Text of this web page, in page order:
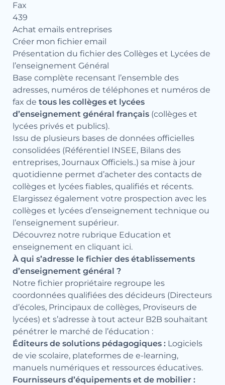
Fax
439
Achat emails entreprises
Créer mon fichier email
Présentation du fichier des Collèges et Lycées de
l’enseignement Général
Base complète recensant l’ensemble des
adresses, numéros de téléphones et numéros de
fax de tous les collèges et lycées
d’enseignement général français (collèges et
lycées privés et publics).
Issu de plusieurs bases de données officielles
consolidées (Référentiel INSEE, Bilans des
entreprises, Journaux Officiels..) sa mise à jour
quotidienne permet d’acheter des contacts de
collèges et lycées fiables, qualifiés et récents.
Elargissez également votre prospection avec les
collèges et lycées d’enseignement technique ou
l’enseignement supérieur.
Découvrez notre rubrique Education et
enseignement en cliquant ici.
À qui s’adresse le fichier des établissements
d’enseignement général ?
Notre fichier propriétaire regroupe les
coordonnées qualifiées des décideurs (Directeurs
d’écoles, Principaux de collèges, Proviseurs de
lycées) et s’adresse à tout acteur B2B souhaitant
pénétrer le marché de l’éducation :
Éditeurs de solutions pédagogiques : Logiciels
de vie scolaire, plateformes de e-learning,
manuels numériques et ressources éducatives.
Fournisseurs d’équipements et de mobilier :